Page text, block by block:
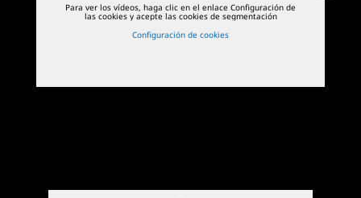
Para ver los vídeos, haga clic en el enlace Configuración de
las cookies y acepte las cookies de segmentación
Configuración de cookies